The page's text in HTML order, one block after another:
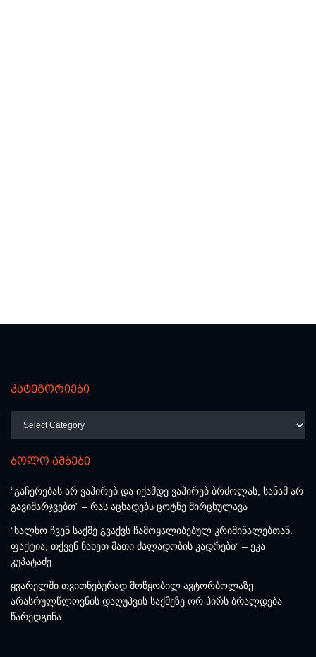
კატეგორიები
ბოლო ამბები
“გაჩერებას არ ვაპირებ და იქამდე ვაპირებ ბრძოლას, სანამ არ
გავიმარჯვებთ” – რას აცხადებს ცოტნე მირცხულავა
“ხალხო ჩვენ საქმე გვაქვს ჩამოყალიბებულ კრიმინალებთან.
ფაქტია, თქვენ ნახეთ მათი ძალადობის კადრები“ – ეკა
კუპატაძე
ყვარელში თვითნებურად მოწყობილ ავტორბოლაზე
არასრულწლოვნის დაღუპვის საქმეზე ორ პირს ბრალდება
წარედგინა